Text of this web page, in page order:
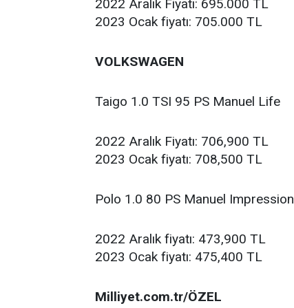
2022 Aralık Fiyatı: 695.000 TL
2023 Ocak fiyatı: 705.000 TL
VOLKSWAGEN
Taigo 1.0 TSI 95 PS Manuel Life
2022 Aralık Fiyatı: 706,900 TL
2023 Ocak fiyatı: 708,500 TL
Polo 1.0 80 PS Manuel Impression
2022 Aralık fiyatı: 473,900 TL
2023 Ocak fiyatı: 475,400 TL
Milliyet.com.tr/ÖZEL